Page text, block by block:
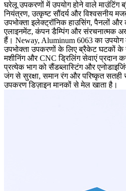
घरेलू उपकरणों में उपयोग होने वाले
नियंत्रण, उत्कृष्ट सौंदर्य और विश्वसनीय
उपभोक्ता इलेक्ट्रॉनिक हाउसिंग, पैनलों
एलाइनमेंट, कंपन डैम्पिंग और संरचनात्मक
हैं। Neway, Aluminum 6063 का
उपभोक्ता उपकरणों के लिए ब्रैकेट घटकोंके
मशीनिंगऔरCNC ड्रिलिंगसेवाएं प्रदान
प्रत्येक भाग कोसैंडब्लास्टिंगऔर
जंग से सुरक्षा, समान रंग और परिष्कृत
उपकरण डिज़ाइन मानकों से मेल खाता है।